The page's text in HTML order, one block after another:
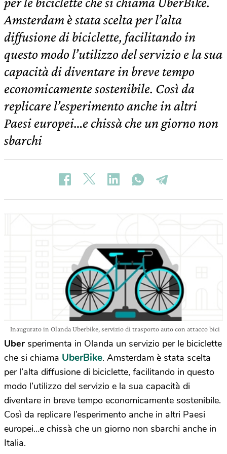
Amsterdam è stata scelta per l’alta
diffusione di biciclette, facilitando in
questo modo l’utilizzo del servizio e la sua
capacità di diventare in breve tempo
economicamente sostenibile. Così da
replicare l’esperimento anche in altri
Paesi europei…e chissà che un giorno non
sbarchi
Inaugurato in Olanda Uberbike, servizio di trasporto auto con attacco bici
Uber sperimenta in Olanda un servizio per le biciclette
che si chiama UberBike. Amsterdam è stata scelta
per l’alta diffusione di biciclette, facilitando in questo
modo l’utilizzo del servizio e la sua capacità di
diventare in breve tempo economicamente sostenibile.
Così da replicare l’esperimento anche in altri Paesi
europei…e chissà che un giorno non sbarchi anche in
Italia.